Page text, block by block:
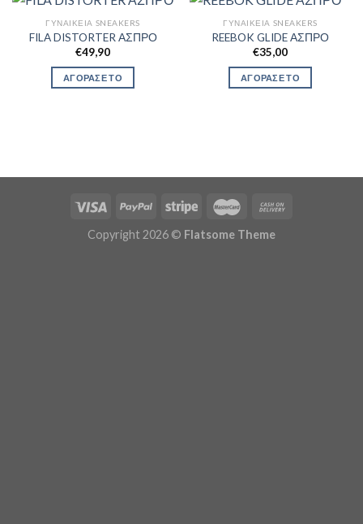
ΓΥΝΑΙΚΕΊΑ SNEAKERS
FILA DISTORTER ΑΣΠΡΟ
€49,90
ΑΓΟΡΑΣΕ ΤΟ
ΓΥΝΑΙΚΕΊΑ SNEAKERS
REEBOK GLIDE ΑΣΠΡΟ
€35,00
ΑΓΟΡΑΣΕ ΤΟ
Copyright 2026 © Flatsome Theme